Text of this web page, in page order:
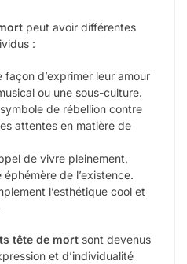
peut avoir différentes
:
façon d’exprimer leur amour
ou une sous-culture.
symbole de rébellion contre
attentes en matière de
de vivre pleinement,
de l’existence.
l’esthétique cool et
tête de mort sont devenus
et d’individualité